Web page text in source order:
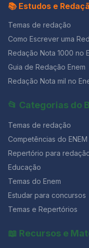
📚 Estudos e
Temas de redação
Como Escrever uma
Redação Nota 1000 no
Guia de Redação Enem
Redação Nota mil no
📂 Categorias do
Temas de redação
Competências do ENEM
Repertório para
Educação
Temas do Enem
Estudar para concursos
Temas e Repertórios
📖 Recursos e